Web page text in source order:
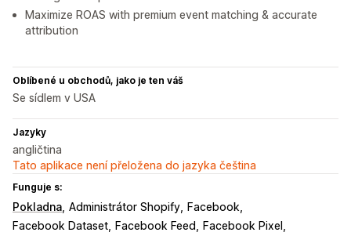
Maximize ROAS with premium event matching & accurate
attribution
Oblíbené u obchodů, jako je ten váš
Se sídlem v USA
Jazyky
angličtina
Tato aplikace není přeložena do jazyka čeština
Funguje s:
Pokladna Administrátor Shopify
Facebook
Facebook Dataset
Facebook Feed
Facebook Pixel